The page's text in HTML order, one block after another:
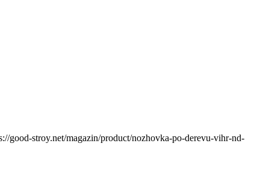
good-stroy.net/magazin/product/nozhovka-po-derevu-vihr-nd-